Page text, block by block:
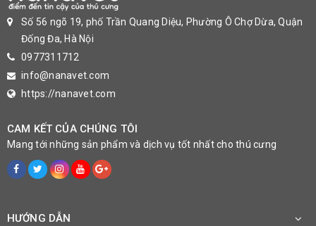
Số 56 ngõ 19, phố Trần Quang Diệu, Phường Ô Chợ Dừa, Quận
Đống Đa, Hà Nội
0977311712
info@nanavet.com
https://nanavet.com
CAM KẾT CỦA CHÚNG TÔI
Mang tới những sản phẩm và dịch vụ tốt nhất cho thú cưng
HƯỚNG DẪN